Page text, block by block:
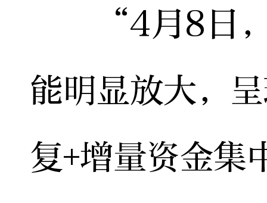
“4月8日，
能明显放大，
复+增量资金